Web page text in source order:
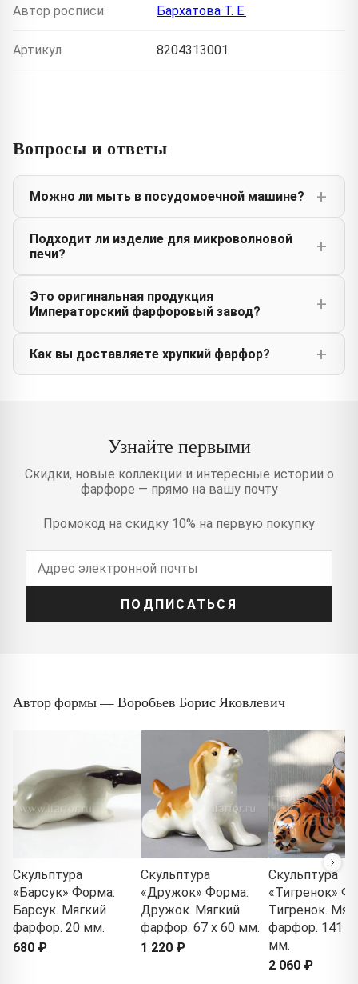
Автор росписи Бархатова Т. Е.
Артикул 8204313001
Вопросы и ответы
Можно ли мыть в посудомоечной машине?
Подходит ли изделие для микроволновой
печи?
Это оригинальная продукция
Императорский фарфоровый завод?
Как вы доставляете хрупкий фарфор?
Узнайте первыми
Скидки, новые коллекции и интересные истории о
фарфоре — прямо на вашу почту
Промокод на скидку 10% на первую покупку
ПОДПИСАТЬСЯ
Автор формы — Воробьев Борис Яковлевич
Скульптура
«Барсук» Форма:
Барсук. Мягкий
фарфор. 20 мм.
680 ₽
Скульптура
«Дружок» Форма:
Дружок. Мягкий
фарфор. 67 x 60 мм.
1 220 ₽
Скульптура
«Тигренок»
Тигренок.
фарфор. 141 x
мм.
2 060 ₽